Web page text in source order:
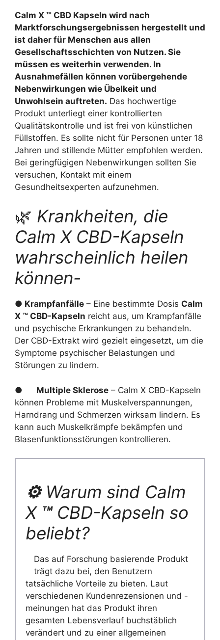
Calm X ™ CBD Kapseln wird nach
Marktforschungsergebnissen hergestellt und
ist daher für Menschen aus allen
Gesellschaftsschichten von Nutzen. Sie
müssen es weiterhin verwenden. In
Ausnahmefällen können vorübergehende
Nebenwirkungen wie Übelkeit und
Unwohlsein auftreten. Das hochwertige
Produkt unterliegt einer kontrollierten
Qualitätskontrolle und ist frei von künstlichen
Füllstoffen. Es sollte nicht für Personen unter 18
Jahren und stillende Mütter empfohlen werden.
Bei geringfügigen Nebenwirkungen sollten Sie
versuchen, Kontakt mit einem
Gesundheitsexperten aufzunehmen.
🌿 Krankheiten, die
Calm X CBD-Kapseln
wahrscheinlich heilen
können-
● Krampfanfälle – Eine bestimmte Dosis Calm
X ™ CBD-Kapseln reicht aus, um Krampfanfälle
und psychische Erkrankungen zu behandeln.
Der CBD-Extrakt wird gezielt eingesetzt, um die
Symptome psychischer Belastungen und
Störungen zu lindern.
● Multiple Sklerose – Calm X CBD-Kapseln
können Probleme mit Muskelverspannungen,
Harndrang und Schmerzen wirksam lindern. Es
kann auch Muskelkrämpfe bekämpfen und
Blasenfunktionsstörungen kontrollieren.
⚙️ Warum sind Calm
X ™CBD-Kapseln so
beliebt?
Das auf Forschung basierende Produkt
trägt dazu bei, den Benutzern
tatsächliche Vorteile zu bieten. Laut
verschiedenen Kundenrezensionen und -
meinungen hat das Produkt ihren
gesamten Lebensverlauf buchstäblich
verändert und zu einer allgemeinen